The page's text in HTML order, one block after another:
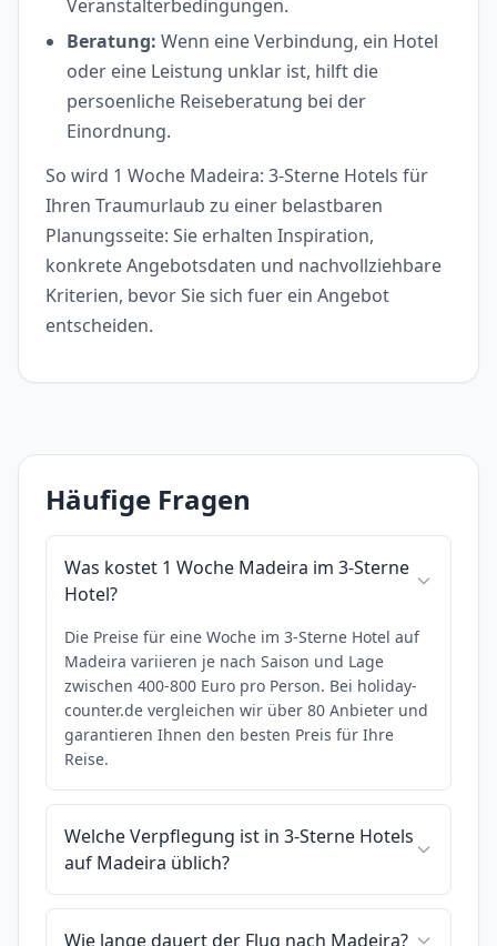
Veranstalterbedingungen.
Beratung: Wenn eine Verbindung, ein Hotel
oder eine Leistung unklar ist, hilft die
persoenliche Reiseberatung bei der
Einordnung.
So wird 1 Woche Madeira: 3-Sterne Hotels für
Ihren Traumurlaub zu einer belastbaren
Planungsseite: Sie erhalten Inspiration,
konkrete Angebotsdaten und nachvollziehbare
Kriterien, bevor Sie sich fuer ein Angebot
entscheiden.
Häufige Fragen
Was kostet 1 Woche Madeira im 3-Sterne
Hotel?
Die Preise für eine Woche im 3-Sterne Hotel auf
Madeira variieren je nach Saison und Lage
zwischen 400-800 Euro pro Person. Bei holiday-
counter.de vergleichen wir über 80 Anbieter und
garantieren Ihnen den besten Preis für Ihre
Reise.
Welche Verpflegung ist in 3-Sterne Hotels
auf Madeira üblich?
Wie lange dauert der Flug nach Madeira?